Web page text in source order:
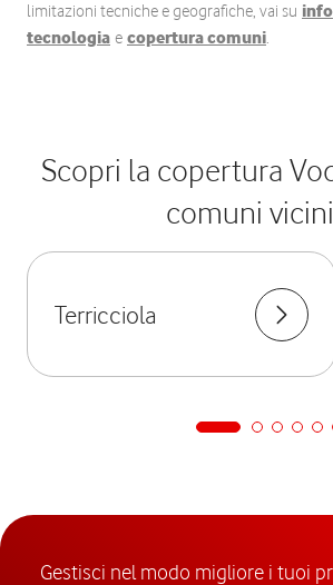
limitazioni tecniche e geografiche, vai su info
tecnologia e copertura comuni.
Scopri la copertura
comuni vicini
Terricciola
Gestisci nel modo migliore i tuoi